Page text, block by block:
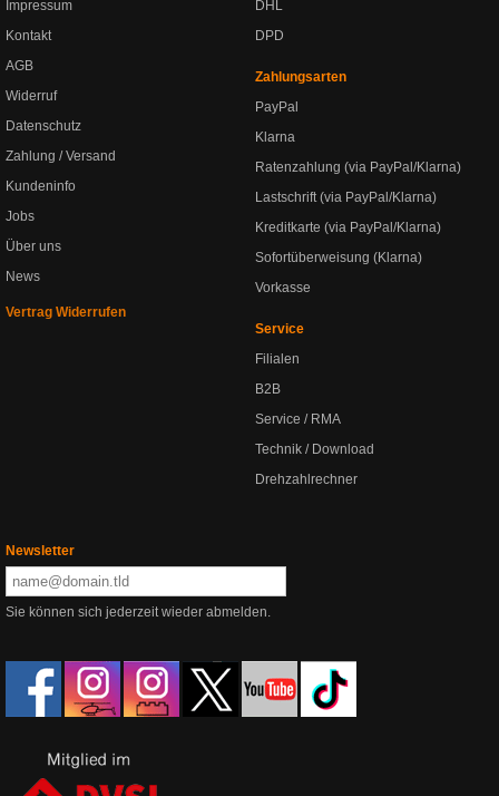
Impressum
Kontakt
AGB
Widerruf
Datenschutz
Zahlung / Versand
Kundeninfo
Jobs
Über uns
News
Vertrag Widerrufen
DHL
DPD
Zahlungsarten
PayPal
Klarna
Ratenzahlung (via PayPal/Klarna)
Lastschrift (via PayPal/Klarna)
Kreditkarte (via PayPal/Klarna)
Sofortüberweisung (Klarna)
Vorkasse
Service
Filialen
B2B
Service / RMA
Technik / Download
Drehzahlrechner
Newsletter
Sie können sich jederzeit wieder abmelden.